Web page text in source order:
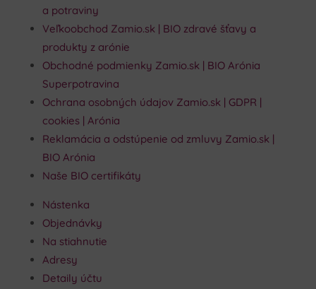
a potraviny
Veľkoobchod Zamio.sk | BIO zdravé šťavy a
produkty z arónie
Obchodné podmienky Zamio.sk | BIO Arónia
Superpotravina
Ochrana osobných údajov Zamio.sk | GDPR |
cookies | Arónia
Reklamácia a odstúpenie od zmluvy Zamio.sk |
BIO Arónia
Naše BIO certifikáty
Nástenka
Objednávky
Na stiahnutie
Adresy
Detaily účtu